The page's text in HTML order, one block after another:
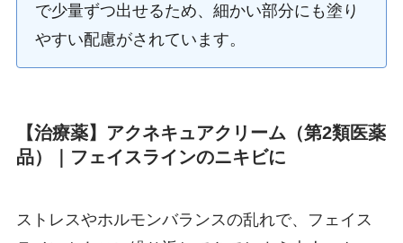
で少量ずつ出せるため、細かい部分にも塗り
やすい配慮がされています。
【治療薬】アクネキュアクリーム（第2類医薬
品）｜フェイスラインのニキビに
ストレスやホルモンバランスの乱れで、フェイス